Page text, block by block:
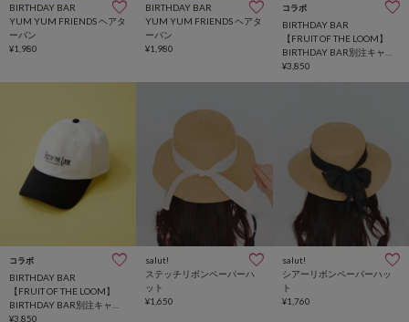
BIRTHDAY BAR
YUM YUM FRIENDS ヘアタ
ーバン
¥1,980
BIRTHDAY BAR
YUM YUM FRIENDS ヘアタ
ーバン
¥1,980
コラボ
BIRTHDAY BAR
【FRUIT OF THE LOOM】
BIRTHDAY BAR別注キャッ
プ
¥3,850
コラボ
BIRTHDAY BAR
【FRUIT OF THE LOOM】
BIRTHDAY BAR別注キャッ
プ
¥3,850
salut!
ステッチリボンペーパーハ
ット
¥1,650
salut!
シアーリボンペーパーハッ
ト
¥1,760